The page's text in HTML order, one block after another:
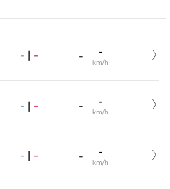
- | - - -
km/h
- | - - -
km/h
- | - - -
km/h